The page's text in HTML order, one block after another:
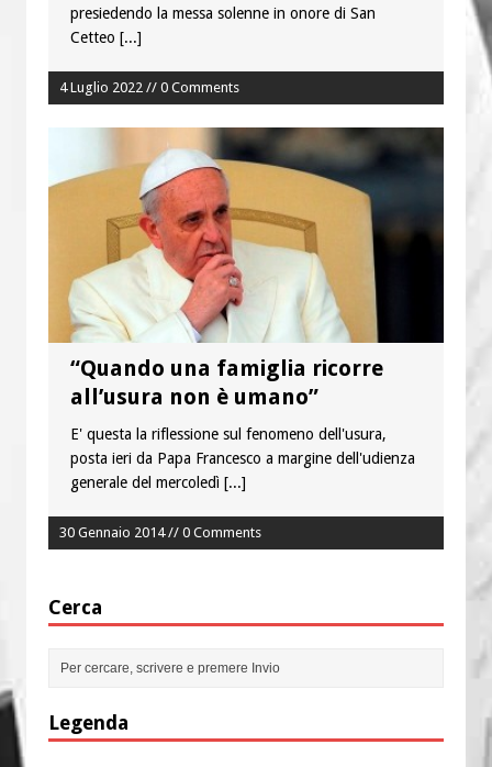
presiedendo la messa solenne in onore di San
Cetteo [...]
4 Luglio 2022 // 0 Comments
“Quando una famiglia ricorre
all’usura non è umano”
E' questa la riflessione sul fenomeno dell'usura,
posta ieri da Papa Francesco a margine dell'udienza
generale del mercoledì [...]
30 Gennaio 2014 // 0 Comments
Cerca
Legenda